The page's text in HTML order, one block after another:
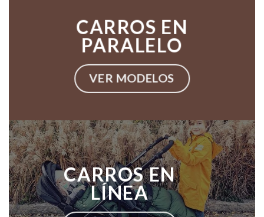
CARROS EN
PARALELO
VER MODELOS
CARROS EN
LÍNEA